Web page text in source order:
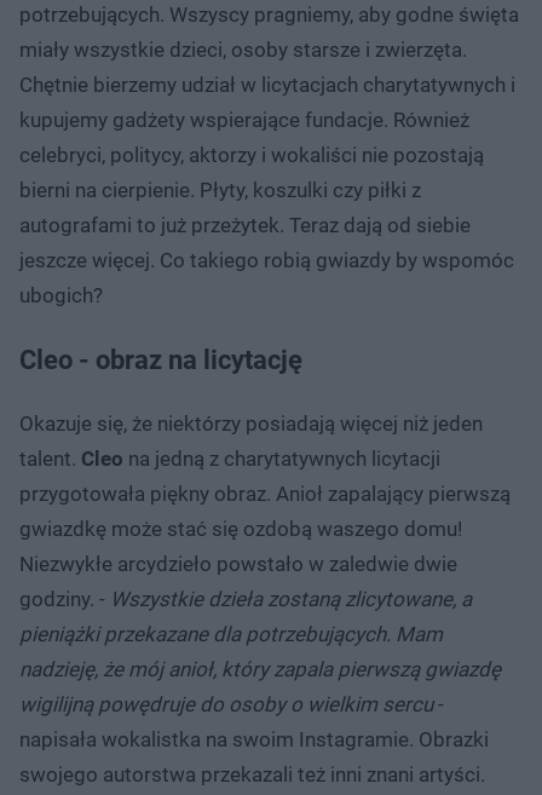
potrzebujących. Wszyscy pragniemy, aby godne święta
miały wszystkie dzieci, osoby starsze i zwierzęta.
Chętnie bierzemy udział w licytacjach charytatywnych i
kupujemy gadżety wspierające fundacje. Również
celebryci, politycy, aktorzy i wokaliści nie pozostają
bierni na cierpienie. Płyty, koszulki czy piłki z
autografami to już przeżytek. Teraz dają od siebie
jeszcze więcej. Co takiego robią gwiazdy by wspomóc
ubogich?
Cleo - obraz na licytację
Okazuje się, że niektórzy posiadają więcej niż jeden
talent. Cleo na jedną z charytatywnych licytacji
przygotowała piękny obraz. Anioł zapalający pierwszą
gwiazdkę może stać się ozdobą waszego domu!
Niezwykłe arcydzieło powstało w zaledwie dwie
godziny. - Wszystkie dzieła zostaną zlicytowane, a
pieniążki przekazane dla potrzebujących. Mam
nadzieję, że mój anioł, który zapala pierwszą gwiazdę
wigilijną powędruje do osoby o wielkim sercu-
napisała wokalistka na swoim Instagramie. Obrazki
swojego autorstwa przekazali też inni znani artyści.